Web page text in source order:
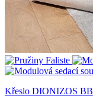
Křeslo DIONIZOS BB